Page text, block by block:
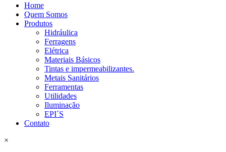
Home
Quem Somos
Produtos
Hidráulica
Ferragens
Elétrica
Materiais Básicos
Tintas e impermeabilizantes.
Metais Sanitários
Ferramentas
Utilidades
Iluminação
EPI´S
Contato
×